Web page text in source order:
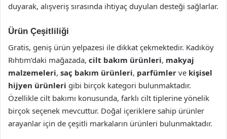
duyarak, alışveriş sırasında ihtiyaç duyulan desteği sağlarlar.
Ürün Çeşitliliği
Gratis, geniş ürün yelpazesi ile dikkat çekmektedir. Kadıköy
Rıhtım’daki mağazada, cilt bakım ürünleri, makyaj
malzemeleri, saç bakım ürünleri, parfümler ve kişisel
hijyen ürünleri gibi birçok kategori bulunmaktadır.
Özellikle cilt bakımı konusunda, farklı cilt tiplerine yönelik
birçok seçenek mevcuttur. Doğal içeriklere sahip ürünler
arayanlar için de çeşitli markaların ürünleri bulunmaktadır.